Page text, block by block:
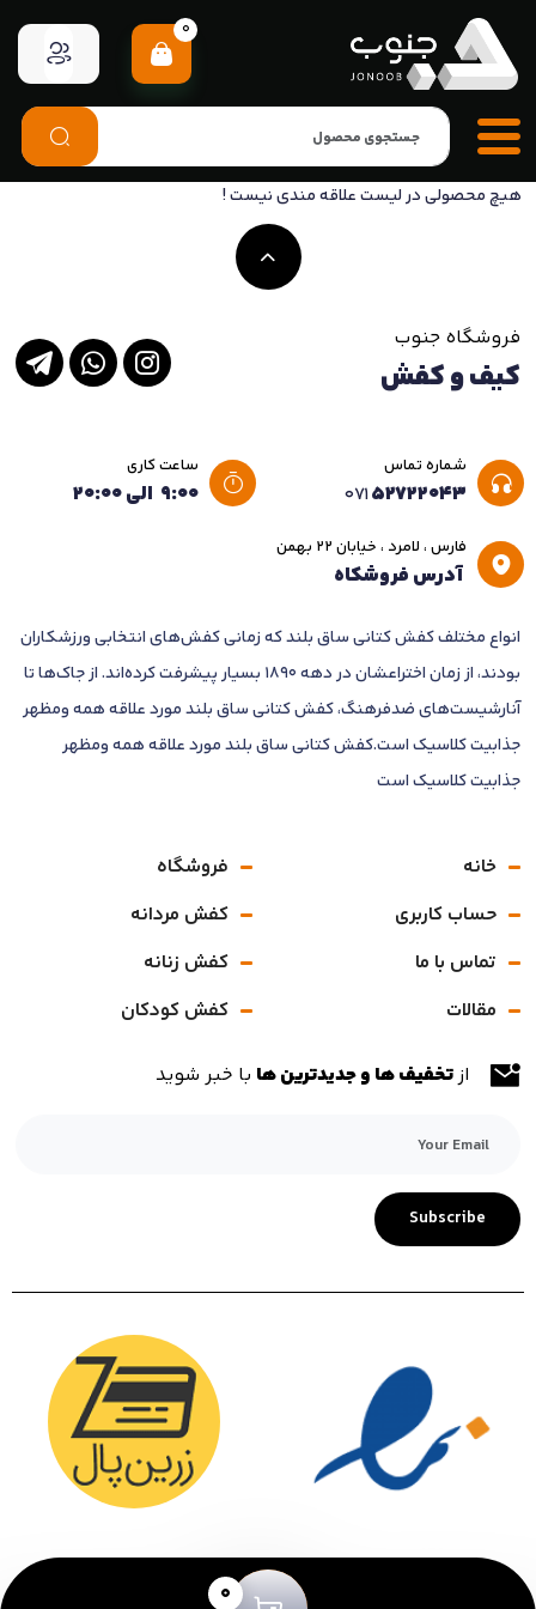
0
هیچ محصولی در لیست علاقه مندی نیست !
فروشگاه جنوب
کیف و کفش
شماره تماس
۰۷۱۵۲۷۲۲۰۴۳
ساعت کاری
۹:۰۰ الی ۲۰:۰۰
فارس ، لامرد ، خیابان ۲۲ بهمن
آدرس فروشکاه
انواع مختلف کفش کتانی ساق بلند که زمانی کفش‌های انتخابی ورزشکاران
بودند، از زمان اختراعشان در دهه 1890 بسیار پیشرفت کرده‌اند. از جاک‌ها تا
آنارشیست‌های ضدفرهنگ، کفش کتانی ساق بلند مورد علاقه همه ومظهر
جذابیت کلاسیک است.کفش کتانی ساق بلند مورد علاقه همه ومظهر
جذابیت کلاسیک است
خانه
حساب کاربری
تماس با ما
مقالات
فروشگاه
کفش مردانه
کفش زنانه
کفش کودکان
ازتخفیف ها و جدیدترین ها با خبر شوید
Subscribe
0